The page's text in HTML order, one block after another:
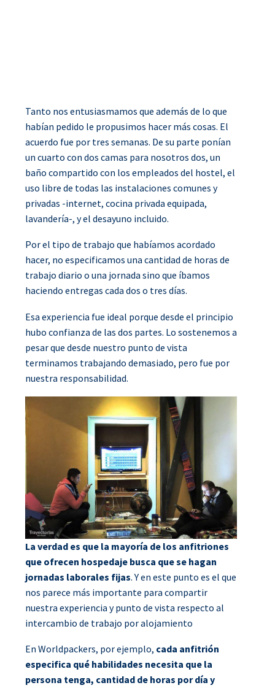
Tanto nos entusiasmamos que además de lo que
habían pedido le propusimos hacer más cosas. El
acuerdo fue por tres semanas. De su parte ponían
un cuarto con dos camas para nosotros dos, un
baño compartido con los empleados del hostel, el
uso libre de todas las instalaciones comunes y
privadas -internet, cocina privada equipada,
lavandería-, y el desayuno incluido.
Por el tipo de trabajo que habíamos acordado
hacer, no especificamos una cantidad de horas de
trabajo diario o una jornada sino que íbamos
haciendo entregas cada dos o tres días.
Esa experiencia fue ideal porque desde el principio
hubo confianza de las dos partes. Lo sostenemos a
pesar que desde nuestro punto de vista
terminamos trabajando demasiado, pero fue por
nuestra responsabilidad.
La verdad es que la mayoría de los anfitriones
que ofrecen hospedaje busca que se hagan
jornadas laborales fijas. Y en este punto es el que
nos parece más importante para compartir
nuestra experiencia y punto de vista respecto al
intercambio de trabajo por alojamiento
En Worldpackers, por ejemplo, cada anfitrión
especifica qué habilidades necesita que la
persona tenga, cantidad de horas por día y